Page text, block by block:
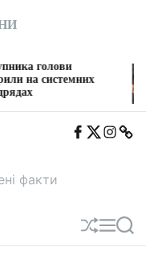
Як
F
T
w
I
n
T
факти
П
е
М
е
П
о